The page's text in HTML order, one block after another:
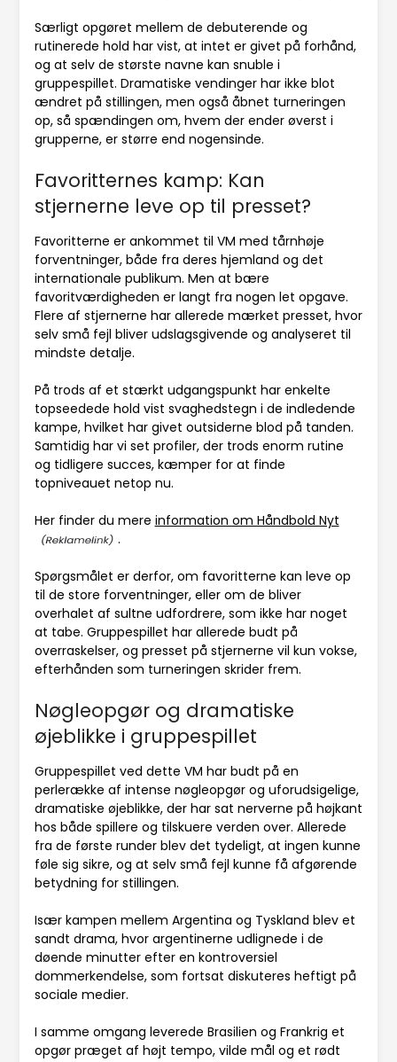
Særligt opgøret mellem de debuterende og
rutinerede hold har vist, at intet er givet på forhånd,
og at selv de største navne kan snuble i
gruppespillet. Dramatiske vendinger har ikke blot
ændret på stillingen, men også åbnet turneringen
op, så spændingen om, hvem der ender øverst i
grupperne, er større end nogensinde.
Favoritternes kamp: Kan
stjernerne leve op til presset?
Favoritterne er ankommet til VM med tårnhøje
forventninger, både fra deres hjemland og det
internationale publikum. Men at bære
favoritværdigheden er langt fra nogen let opgave.
Flere af stjernerne har allerede mærket presset, hvor
selv små fejl bliver udslagsgivende og analyseret til
mindste detalje.
På trods af et stærkt udgangspunkt har enkelte
topseedede hold vist svaghedstegn i de indledende
kampe, hvilket har givet outsiderne blod på tanden.
Samtidig har vi set profiler, der trods enorm rutine
og tidligere succes, kæmper for at finde
topniveauet netop nu.
Her finder du mere information om Håndbold Nyt
.
Spørgsmålet er derfor, om favoritterne kan leve op
til de store forventninger, eller om de bliver
overhalet af sultne udfordrere, som ikke har noget
at tabe. Gruppespillet har allerede budt på
overraskelser, og presset på stjernerne vil kun vokse,
efterhånden som turneringen skrider frem.
Nøgleopgør og dramatiske
øjeblikke i gruppespillet
Gruppespillet ved dette VM har budt på en
perlerække af intense nøgleopgør og uforudsigelige,
dramatiske øjeblikke, der har sat nerverne på højkant
hos både spillere og tilskuere verden over. Allerede
fra de første runder blev det tydeligt, at ingen kunne
føle sig sikre, og at selv små fejl kunne få afgørende
betydning for stillingen.
Især kampen mellem Argentina og Tyskland blev et
sandt drama, hvor argentinerne udlignede i de
døende minutter efter en kontroversiel
dommerkendelse, som fortsat diskuteres heftigt på
sociale medier.
I samme omgang leverede Brasilien og Frankrig et
opgør præget af højt tempo, vilde mål og et rødt